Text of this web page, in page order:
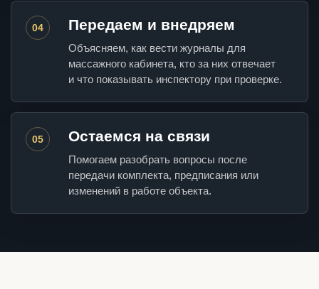
04 Передаем и внедряем
Объясняем, как вести журналы для
массажного кабинета, кто за них отвечает
и что показывать инспектору при проверке.
05 Остаемся на связи
Помогаем разобрать вопросы после
передачи комплекта, предписания или
изменений в работе объекта.